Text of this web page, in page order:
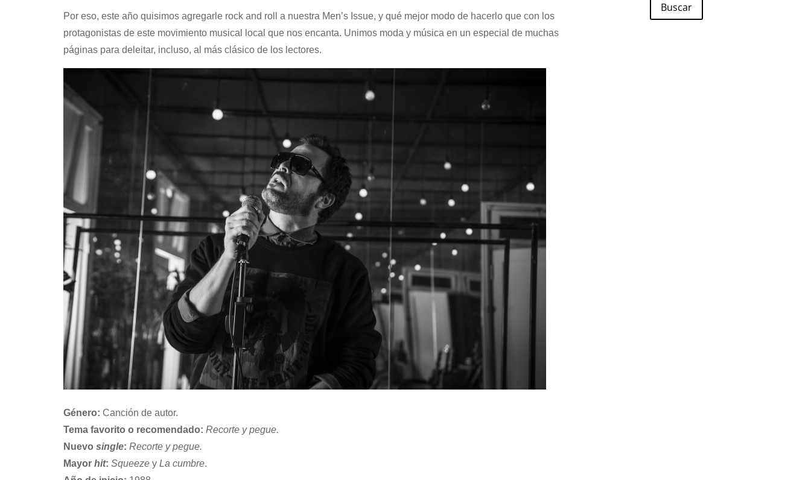
Por eso, este año quisimos agregarle rock and roll a nuestra Men’s Issue, y qué mejor modo de hacerlo que con los
protagonistas de este movimiento musical local que nos encanta. Unimos moda y música en un especial de muchas
páginas para deleitar, incluso, al más clásico de los lectores.
Género: Canción de autor.
Tema favorito o recomendado: Recorte y pegue.
Nuevo single: Recorte y pegue.
Mayor hit: Squeeze y La cumbre.
Buscar